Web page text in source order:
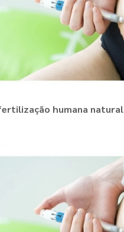
humana natural